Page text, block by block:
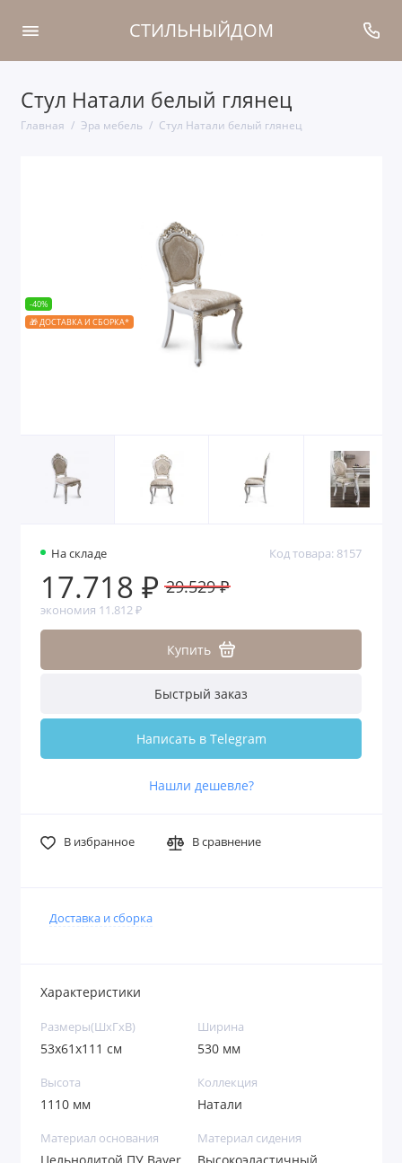
СТИЛЬНЫЙДОМ
Стул Натали белый глянец
Главная Эра мебель Стул Натали белый глянец
-40%
🎁 ДОСТАВКА И СБОРКА*
На складе Код товара: 8157
17.718 ₽ 29.529 ₽
экономия 11.812 ₽
Купить
Быстрый заказ
Написать в Telegram
Нашли дешевле?
В избранное В сравнение
Доставка и сборка
Характеристики
Размеры(ШxГxВ)
53x61x111 см
Ширина
530 мм
Высота
1110 мм
Коллекция
Натали
Материал основания Материал сидения